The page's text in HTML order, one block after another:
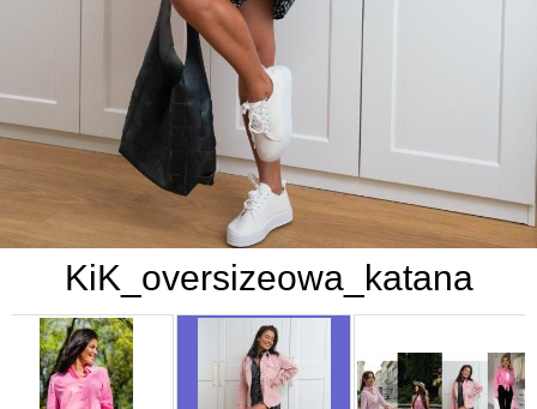
KiK_oversizeowa_katana